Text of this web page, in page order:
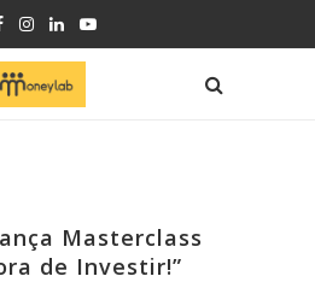
Masterclass
de Investir!”